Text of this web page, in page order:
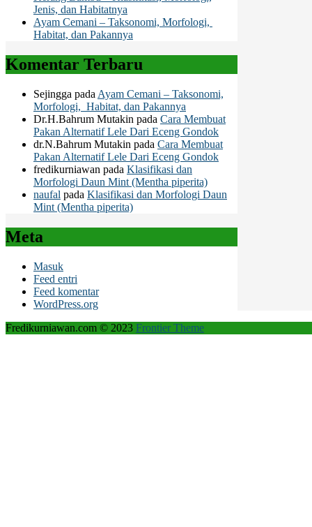
Jenis, dan Habitatnya
Ayam Cemani – Taksonomi, Morfologi,
Habitat, dan Pakannya
Komentar Terbaru
Sejingga pada Ayam Cemani – Taksonomi,
Morfologi, Habitat, dan Pakannya
Dr.H.Bahrum Mutakin pada Cara Membuat
Pakan Alternatif Lele Dari Eceng Gondok
dr.N.Bahrum Mutakin pada Cara Membuat
Pakan Alternatif Lele Dari Eceng Gondok
fredikurniawan pada Klasifikasi dan
Morfologi Daun Mint (Mentha piperita)
naufal pada Klasifikasi dan Morfologi Daun
Mint (Mentha piperita)
Meta
Masuk
Feed entri
Feed komentar
WordPress.org
Fredikurniawan.com © 2023 Frontier Theme